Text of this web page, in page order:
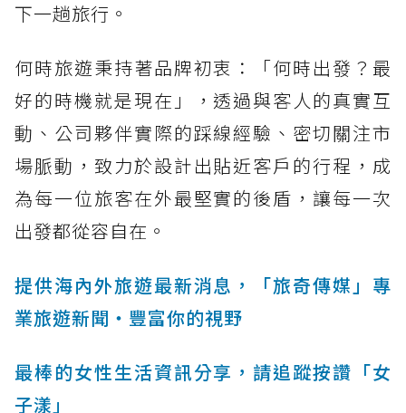
下一趟旅行。
何時旅遊秉持著品牌初衷：「何時出發？最
好的時機就是現在」，透過與客人的真實互
動、公司夥伴實際的踩線經驗、密切關注市
場脈動，致力於設計出貼近客戶的行程，成
為每一位旅客在外最堅實的後盾，讓每一次
出發都從容自在。
提供海內外旅遊最新消息，「旅奇傳媒」專
業旅遊新聞‧豐富你的視野
最棒的女性生活資訊分享，請追蹤按讚「女
子漾」